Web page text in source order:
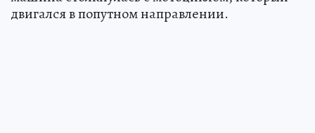
двигался в попутном направлении.